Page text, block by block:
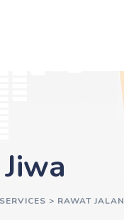
SERVICES > RAWAT JALAN